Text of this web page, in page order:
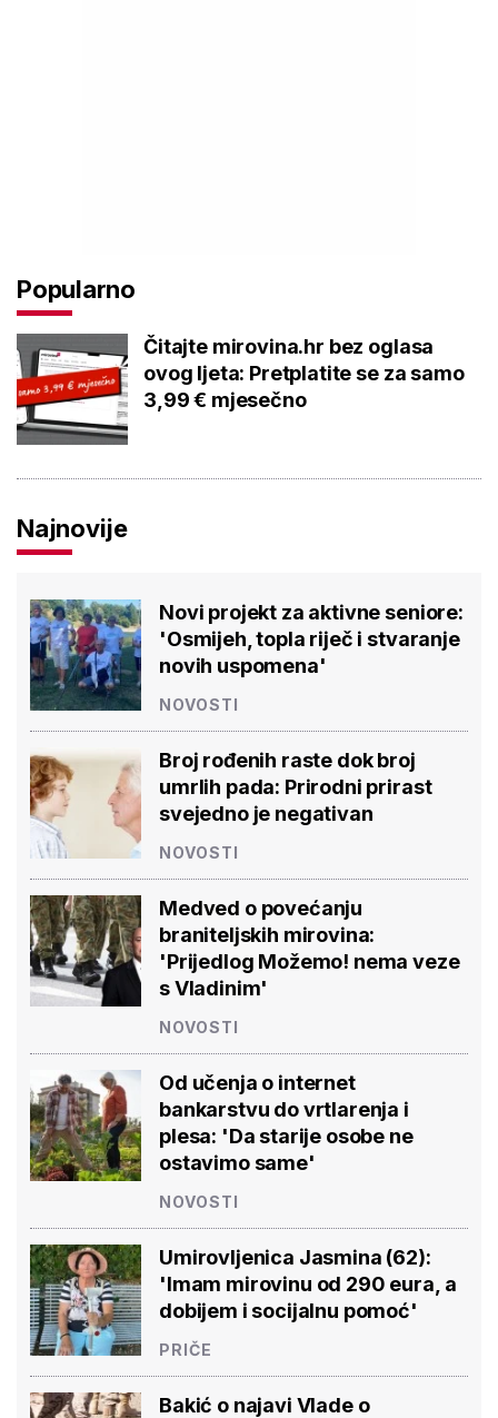
Popularno
Čitajte mirovina.hr bez oglasa
ovog ljeta: Pretplatite se za samo
3,99 € mjesečno
Najnovije
Novi projekt za aktivne seniore:
'Osmijeh, topla riječ i stvaranje
novih uspomena'
NOVOSTI
Broj rođenih raste dok broj
umrlih pada: Prirodni prirast
svejedno je negativan
NOVOSTI
Medved o povećanju
braniteljskih mirovina:
'Prijedlog Možemo! nema veze
s Vladinim'
NOVOSTI
Od učenja o internet
bankarstvu do vrtlarenja i
plesa: 'Da starije osobe ne
ostavimo same'
NOVOSTI
Umirovljenica Jasmina (62):
'Imam mirovinu od 290 eura, a
dobijem i socijalnu pomoć'
PRIČE
Bakić o najavi Vlade o